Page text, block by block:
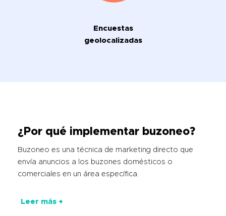
Encuestas
geolocalizadas
¿Por qué implementar buzoneo?
Buzoneo es una técnica de marketing directo que
envía anuncios a los buzones domésticos o
comerciales en un área específica.
Leer más +